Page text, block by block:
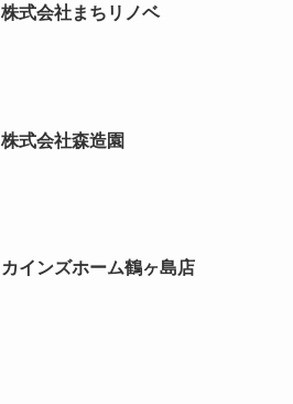
株式会社まちリノベ
株式会社森造園
カインズホーム鶴ヶ島店